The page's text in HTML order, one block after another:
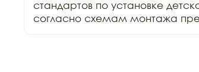
стандартов по установке
согласно схемам монтажа